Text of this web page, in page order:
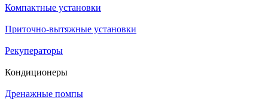
Компактные установки
Приточно-вытяжные установки
Рекуператоры
Кондиционеры
Дренажные помпы